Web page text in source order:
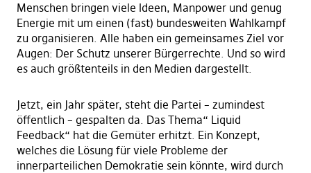
Menschen bringen viele Ideen, Manpower und genug
Energie mit um einen (fast) bundesweiten Wahlkampf
zu organisieren. Alle haben ein gemeinsames Ziel vor
Augen: Der Schutz unserer Bürgerrechte. Und so wird
es auch größtenteils in den Medien dargestellt.
Jetzt, ein Jahr später, steht die Partei – zumindest
öffentlich – gespalten da. Das Thema“ Liquid
Feedback“ hat die Gemüter erhitzt. Ein Konzept,
welches die Lösung für viele Probleme der
innerparteilichen Demokratie sein könnte, wird durch